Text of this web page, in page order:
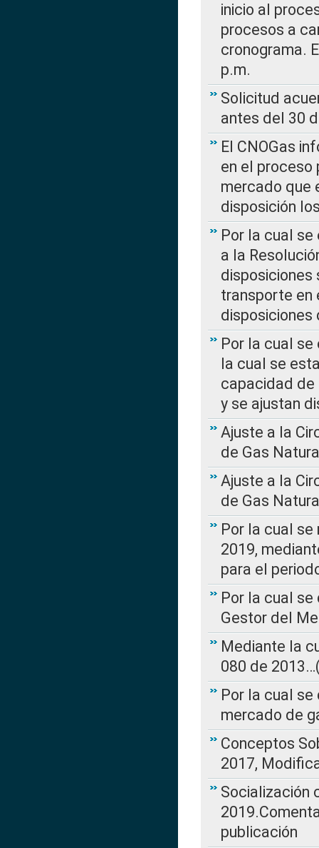
inicio al
procesos a
cronograma.
p.m.
Solicitud
antes del 30
El CNOGas
en el
mercado que
disposición
Por la cual se
a la
disposiciones
transporte en
disposiciones
Por la cual se
la cual se
capacidad de
y se ajustan
Ajuste a la
de Gas
Ajuste a la
de Gas
Por la cual se
2019,
para el
Por la cual
Gestor del
Mediante la
080 de
Por la cual
mercado de
Conceptos
2017,
Socialización
publicación